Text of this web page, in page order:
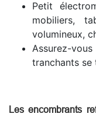
Petit
mobiliers,
volumineux,
Assurez-
tranchants se
Les encombrants